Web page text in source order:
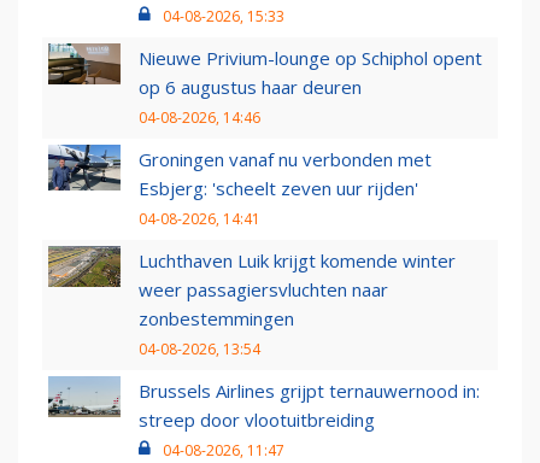
04-08-2026, 15:33
Nieuwe Privium-lounge op Schiphol opent
op 6 augustus haar deuren
04-08-2026, 14:46
Groningen vanaf nu verbonden met
Esbjerg: 'scheelt zeven uur rijden'
04-08-2026, 14:41
Luchthaven Luik krijgt komende winter
weer passagiersvluchten naar
zonbestemmingen
04-08-2026, 13:54
Brussels Airlines grijpt ternauwernood in:
streep door vlootuitbreiding
04-08-2026, 11:47